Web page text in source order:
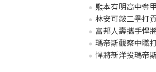
熊本有明高中奪
林安可敲二壘打
富邦人壽攜手悍
瑪帝斯觀察中職
悍將新洋投瑪帝